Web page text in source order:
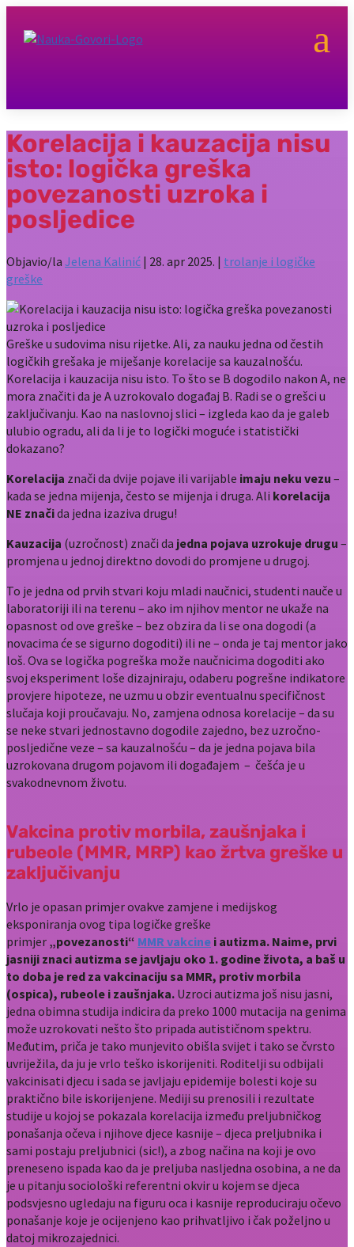
a
Korelacija i kauzacija nisu
isto: logička greška
povezanosti uzroka i
posljedice
Objavio/la Jelena Kalinić | 28. apr 2025. | trolanje i logičke
greške
Greške u sudovima nisu rijetke. Ali, za nauku jedna od čestih
logičkih grešaka je miješanje korelacije sa kauzalnošću.
Korelacija i kauzacija nisu isto. To što se B dogodilo nakon A, ne
mora značiti da je A uzrokovalo događaj B. Radi se o grešci u
zaključivanju. Kao na naslovnoj slici – izgleda kao da je galeb
ulubio ogradu, ali da li je to logički moguće i statistički
dokazano?
Korelacija znači da dvije pojave ili varijable imaju neku vezu –
kada se jedna mijenja, često se mijenja i druga. Ali korelacija
NE značida jedna izaziva drugu!
Kauzacija (uzročnost) znači da jedna pojava uzrokuje drugu –
promjena u jednoj direktno dovodi do promjene u drugoj.
To je jedna od prvih stvari koju mladi naučnici, studenti nauče u
laboratoriji ili na terenu – ako im njihov mentor ne ukaže na
opasnost od ove greške – bez obzira da li se ona dogodi (a
novacima će se sigurno dogoditi) ili ne – onda je taj mentor jako
loš. Ova se logička pogreška može naučnicima dogoditi ako
svoj eksperiment loše dizajniraju, odaberu pogrešne indikatore
provjere hipoteze, ne uzmu u obzir eventualnu specifičnost
slučaja koji proučavaju. No, zamjena odnosa korelacije – da su
se neke stvari jednostavno dogodile zajedno, bez uzročno-
posljedične veze – sa kauzalnošću – da je jedna pojava bila
uzrokovana drugom pojavom ili događajem – češća je u
svakodnevnom životu.
Vakcina protiv morbila, zaušnjaka i
rubeole (MMR, MRP) kao žrtva greške u
zaključivanju
Vrlo je opasan primjer ovakve zamjene i medijskog
eksponiranja ovog tipa logičke greške
primjer „povezanosti“ MMR vakcine i autizma. Naime, prvi
jasniji znaci autizma se javljaju oko 1. godine života, a baš u
to doba je red za vakcinaciju sa MMR, protiv morbila
(ospica), rubeole i zaušnjaka. Uzroci autizma još nisu jasni,
jedna obimna studija indicira da preko 1000 mutacija na genima
može uzrokovati nešto što pripada autističnom spektru.
Međutim, priča je tako munjevito obišla svijet i tako se čvrsto
uvriježila, da ju je vrlo teško iskorijeniti. Roditelji su odbijali
vakcinisati djecu i sada se javljaju epidemije bolesti koje su
praktično bile iskorijenjene. Mediji su prenosili i rezultate
studije u kojoj se pokazala korelacija između preljubničkog
ponašanja očeva i njihove djece kasnije – djeca preljubnika i
sami postaju preljubnici (sic!), a zbog načina na koji je ovo
preneseno ispada kao da je preljuba nasljedna osobina, a ne da
je u pitanju sociološki referentni okvir u kojem se djeca
podsvjesno ugledaju na figuru oca i kasnije reproduciraju očevo
ponašanje koje je ocijenjeno kao prihvatljivo i čak poželjno u
datoj mikrozajednici.